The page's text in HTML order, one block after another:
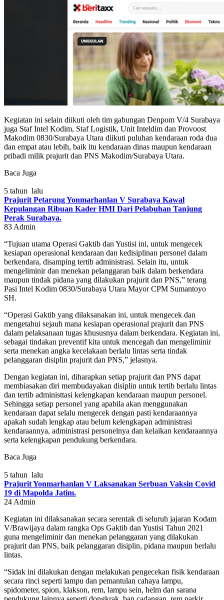
Kegiatan ini selain diikuti oleh tim gabungan Denpom V/4 Surabaya
juga Staf Intel Kodim, Staf Logistik, Unit Inteldim dan Provoost
Makodim 0830/Surabaya Utara diikuti puluhan kendaraan roda dua
dan empat atau lebih, baik itu kendaraan dinas maupun kendaraan
pribadi milik prajurit dan PNS Makodim/Surabaya Utara.
Baca Juga
5 tahun lalu
Prajurit Petarung Yonmarhanlan V Surabaya Kawal
Kepulangan Ribuan Kader HMI Dari Pelabuhan Tanjung
Perak Surabaya.
83 Admin
“Tujuan utama Operasi Gaktib dan Yustisi ini, untuk mengecek
kesiapan operasional kendaraan dan kedisiplinan personel dalam
berkendara, disamping tertib administrasi. Selain itu, untuk
mengeliminir dan menekan pelanggaran baik dalam berkendara
maupun tindak pidana yang dilakukan prajurit dan PNS,” terang
Pasi Intel Kodim 0830/Surabaya Utara Mayor CPM Sumantoyo
SH.
“Operasi Gaktib yang dilaksanakan ini, untuk mengecek dan
mengetahui sejauh mana kesiapan operasional prajurit dan PNS
dalam pelaksanaan tugas khususnya dalam berkendara. Kegiatan ini,
sebagai tindakan preventif kita untuk mencegah dan mengeliminir
serta menekan angka kecelakaan berlalu lintas serta tindak
pelanggaran disiplin prajurit dan PNS,” jelasnya.
Dengan kegiatan ini, diharapkan setiap prajurit dan PNS dapat
membiasakan diri membudayakan disiplin untuk tertib berlalu lintas
dan tertib administtasi kelengkapan kendaraan maupun personel.
Sehingga setiap personel yang apabila akan menggunakan
kendaraan dapat selalu mengecek dengan pasti kendaraannya
apakah sudah lengkap atau belum kelengkapan administrasi
kendaraannya, administrasi personelnya dan kelaikan kendaraannya
serta kelengkapan pendukung berkendara.
Baca Juga
5 tahun lalu
Prajurit Yonmarhanlan V Laksanakan Serbuan Vaksin Covid
19 di Mapolda Jatim.
24 Admin
Kegiatan ini dilaksanakan secara serentak di seluruh jajaran Kodam
V/Brawijaya dalam rangka Ops Gaktib dan Yustisi Tahun 2021
guna mengeliminir dan menekan pelanggaran yang dilakukan
prajurit dan PNS, baik pelanggaran disiplin, pidana maupun berlalu
lintas.
“Sidak ini dilakukan dengan melakukan pengecekan fisik kendaraan
secara rinci seperti lampu dan pemantulan cahaya lampu,
spidometer, spion, klakson, rem, lampu sein, helm dan sarana